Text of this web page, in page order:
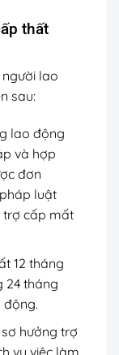
thất
lao
sau:
lao động
và hợp
đơn
luật
trợ cấp mất
12 tháng
24 tháng
hưởng trợ